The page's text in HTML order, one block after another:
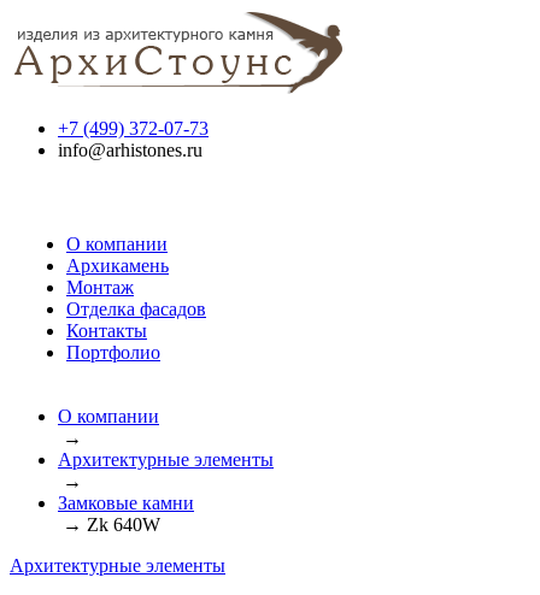
+7 (499) 372-07-73
info@arhistones.ru
О компании
Архикамень
Монтаж
Отделка фасадов
Контакты
Портфолио
О компании
→
Архитектурные элементы
→
Замковые камни
→ Zk 640W
Архитектурные элементы